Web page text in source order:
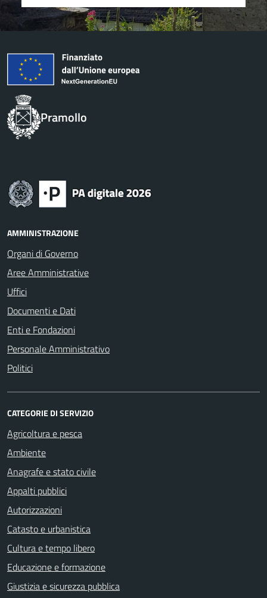
Pramollo
AMMINISTRAZIONE
Organi di Governo
Aree Amministrative
Uffici
Documenti e Dati
Enti e Fondazioni
Personale Amministrativo
Politici
CATEGORIE DI SERVIZIO
Agricoltura e pesca
Ambiente
Anagrafe e stato civile
Appalti pubblici
Autorizzazioni
Catasto e urbanistica
Cultura e tempo libero
Educazione e formazione
Giustizia e sicurezza pubblica